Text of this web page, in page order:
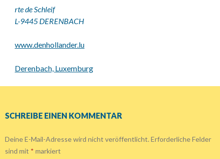
rte de Schleif
L-9445 DERENBACH
www.denhollander.lu
Derenbach, Luxemburg
SCHREIBE EINEN KOMMENTAR
Deine E-Mail-Adresse wird nicht veröffentlicht. Erforderliche Felder
sind mit * markiert